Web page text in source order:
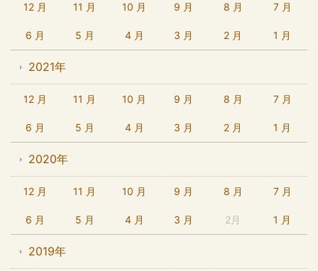
12 月 11 月 10 月 9 月 8 月 7 月
6 月 5 月 4 月 3 月 2 月 1 月
2021年
12 月 11 月 10 月 9 月 8 月 7 月
6 月 5 月 4 月 3 月 2 月 1 月
2020年
12 月 11 月 10 月 9 月 8 月 7 月
6 月 5 月 4 月 3 月 2月 1 月
2019年